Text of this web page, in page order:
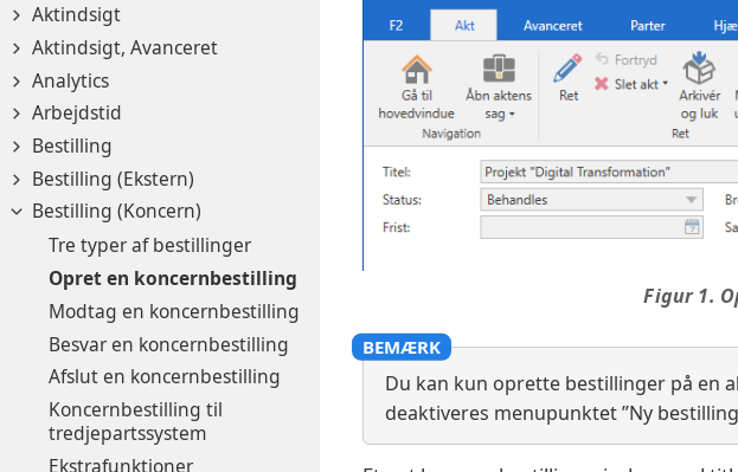
Aktindsigt
Aktindsigt, Avanceret
Analytics
Arbejdstid
Bestilling
Bestilling (Ekstern)
Bestilling (Koncern)
Tre typer af bestillinger
Opret en koncernbestilling
Modtag en koncernbestilling
Besvar en koncernbestilling
Afslut en koncernbestilling
Koncernbestilling til
tredjepartssystem
Ekstrafunktioner
Figur 1.
Du kan kun oprette bestillinger på en
deaktiveres menupunktet ”Ny